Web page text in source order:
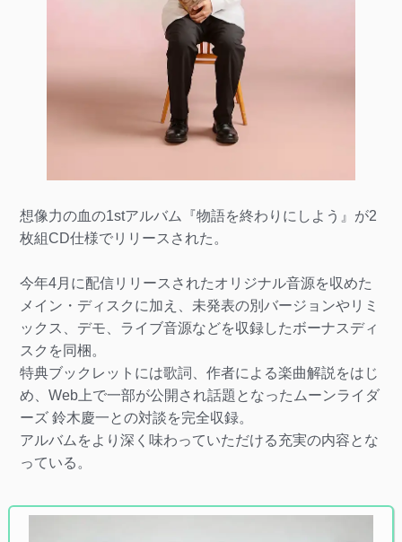
想像力の血の1stアルバム『物語を終わりにしよう』が2
枚組CD仕様でリリースされた。
今年4月に配信リリースされたオリジナル音源を収めた
メイン・ディスクに加え、未発表の別バージョンやリミ
ックス、デモ、ライブ音源などを収録したボーナスディ
スクを同梱。
特典ブックレットには歌詞、作者による楽曲解説をはじ
め、Web上で一部が公開され話題となったムーンライダ
ーズ 鈴木慶一との対談を完全収録。
アルバムをより深く味わっていただける充実の内容とな
っている。